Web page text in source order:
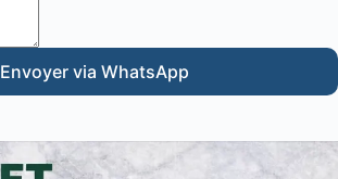
Envoyer via WhatsApp